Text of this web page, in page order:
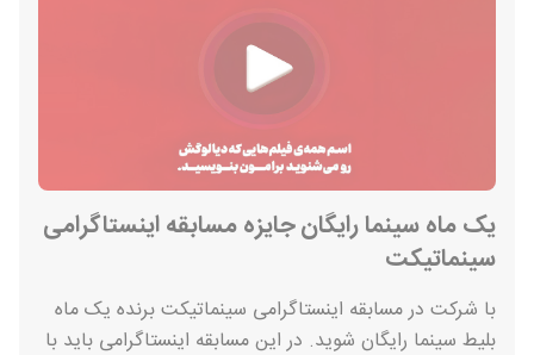
یک ماه سینما رایگان جایزه مسابقه اینستاگرامی
سینماتیکت
با شرکت در مسابقه اینستاگرامی سینماتیکت برنده یک ماه
بلیط سینما رایگان شوید. در این مسابقه اینستاگرامی باید با